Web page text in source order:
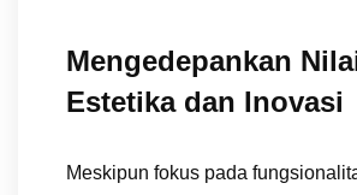
Mengedepankan
Estetika dan Inovasi
Meskipun fokus pada